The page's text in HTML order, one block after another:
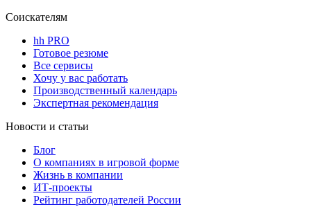
Соискателям
hh PRO
Готовое резюме
Все сервисы
Хочу у вас работать
Производственный календарь
Экспертная рекомендация
Новости и статьи
Блог
О компаниях в игровой форме
Жизнь в компании
ИТ-проекты
Рейтинг работодателей России